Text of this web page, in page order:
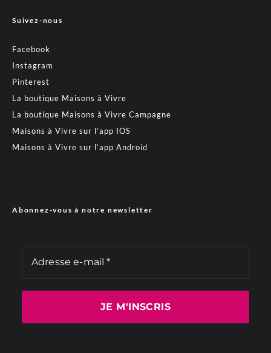
Suivez-nous
Facebook
Instagram
Pinterest
La boutique Maisons à Vivre
La boutique Maisons à Vivre Campagne
Maisons à Vivre sur l’app IOS
Maisons à Vivre sur l’app Android
Abonnez-vous à notre newsletter